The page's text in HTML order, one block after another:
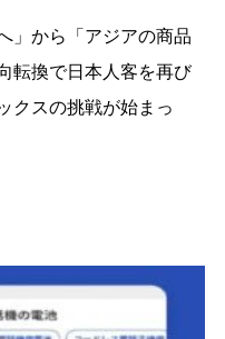
」から「アジアの商品
転換で日本人客を再び
クスの挑戦が始まっ